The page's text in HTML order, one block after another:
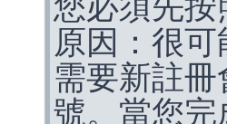
您必須先
原因：很
需要新註
號。當您